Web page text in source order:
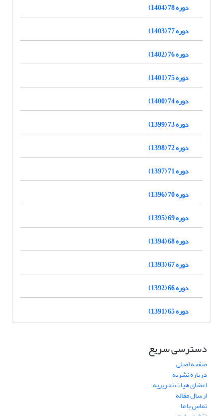
دوره 78 (1404)
دوره 77 (1403)
دوره 76 (1402)
دوره 75 (1401)
دوره 74 (1400)
دوره 73 (1399)
دوره 72 (1398)
دوره 71 (1397)
دوره 70 (1396)
دوره 69 (1395)
دوره 68 (1394)
دوره 67 (1393)
دوره 66 (1392)
دوره 65 (1391)
دسترسی سریع
صفحه اصلی
درباره نشریه
اعضای هیات تحریریه
ارسال مقاله
تماس با ما